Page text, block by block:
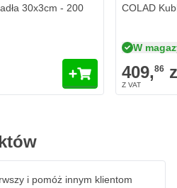
30x3cm - 200
COLAD
W
409,86
i pomóż innym klientom